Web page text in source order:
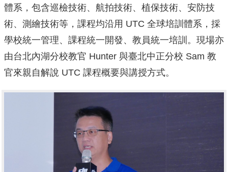
體系，包含巡檢技術、航拍技術、植保技術、安防技
術、測繪技術等，課程均沿用 UTC 全球培訓體系，採
學校統一管理、課程統一開發、教員統一培訓。現場亦
由台北內湖分校教官 Hunter 與臺北中正分校 Sam 教
官來親自解說 UTC 課程概要與講授方式。